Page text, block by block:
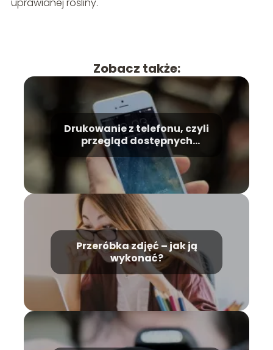
Zobacz także:
Drukowanie z telefonu, czyli
przegląd dostępnych
technologii
Przeróbka zdjęć – jak ją
wykonać?